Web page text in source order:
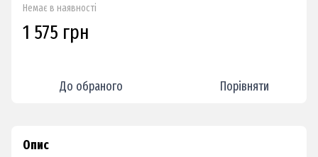
Немає в наявності
1 575 грн
До обраного Порівняти
Опис